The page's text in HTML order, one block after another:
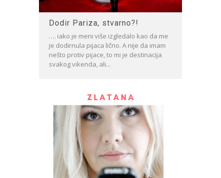
Dodir Pariza, stvarno?!
…. iako je meni više izgledalo kao da me
je dodirnula pijaca lično. A nije da imam
nešto protiv pijace, to mi je destinacija
svakog vikenda, ali...